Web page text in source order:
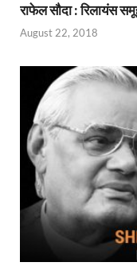
राफेल सौदा : रिलायंस
August 22, 2018